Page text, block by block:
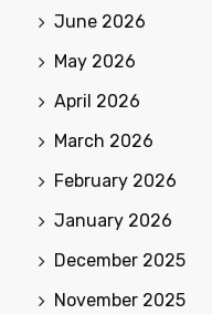
June 2026
May 2026
April 2026
March 2026
February 2026
January 2026
December 2025
November 2025